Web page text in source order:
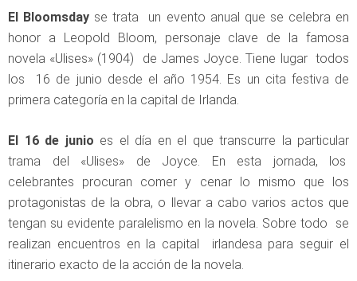
El Bloomsday se trata un evento anual que se celebra en
honor a Leopold Bloom, personaje clave de la famosa
novela «Ulises» (1904) de James Joyce. Tiene lugar todos
los 16 de junio desde el año 1954. Es un cita festiva de
primera categoría en la capital de Irlanda.
El 16 de junio es el día en el que transcurre la particular
trama del «Ulises» de Joyce. En esta jornada, los
celebrantes procuran comer y cenar lo mismo que los
protagonistas de la obra, o llevar a cabo varios actos que
tengan su evidente paralelismo en la novela. Sobre todo se
realizan encuentros en la capital irlandesa para seguir el
itinerario exacto de la acción de la novela.